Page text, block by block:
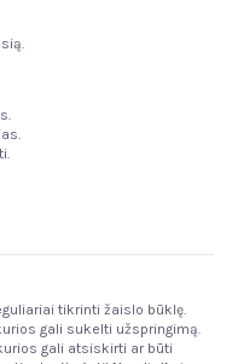
tikrinti žaislo būklę.
gali sukelti užspringimą.
gali atsiskirti ar būti